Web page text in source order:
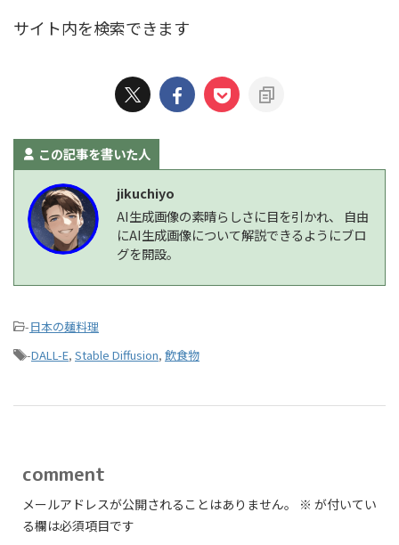
サイト内を検索できます
この記事を書いた人
jikuchiyo
AI生成画像の素晴らしさに目を引かれ、 自由
にAI生成画像について解説できるようにブロ
グを開設。
-日本の麺料理
-DALL-E, Stable Diffusion, 飲食物
comment
メールアドレスが公開されることはありません。 ※ が付いてい
る欄は必須項目です